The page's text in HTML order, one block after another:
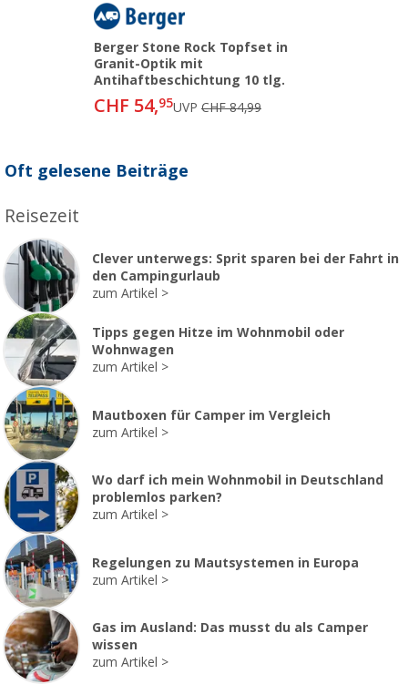
Berger Stone Rock Topfset in
Granit-Optik mit
Antihaftbeschichtung 10 tlg.
CHF 54,95UVP CHF 84,99
Oft gelesene Beiträge
Reisezeit
Clever unterwegs: Sprit sparen bei der Fahrt in
den Campingurlaub
zum Artikel
Tipps gegen Hitze im Wohnmobil oder
Wohnwagen
zum Artikel
Mautboxen für Camper im Vergleich
zum Artikel
Wo darf ich mein Wohnmobil in Deutschland
problemlos parken?
zum Artikel
Regelungen zu Mautsystemen in Europa
zum Artikel
Gas im Ausland: Das musst du als Camper
wissen
zum Artikel